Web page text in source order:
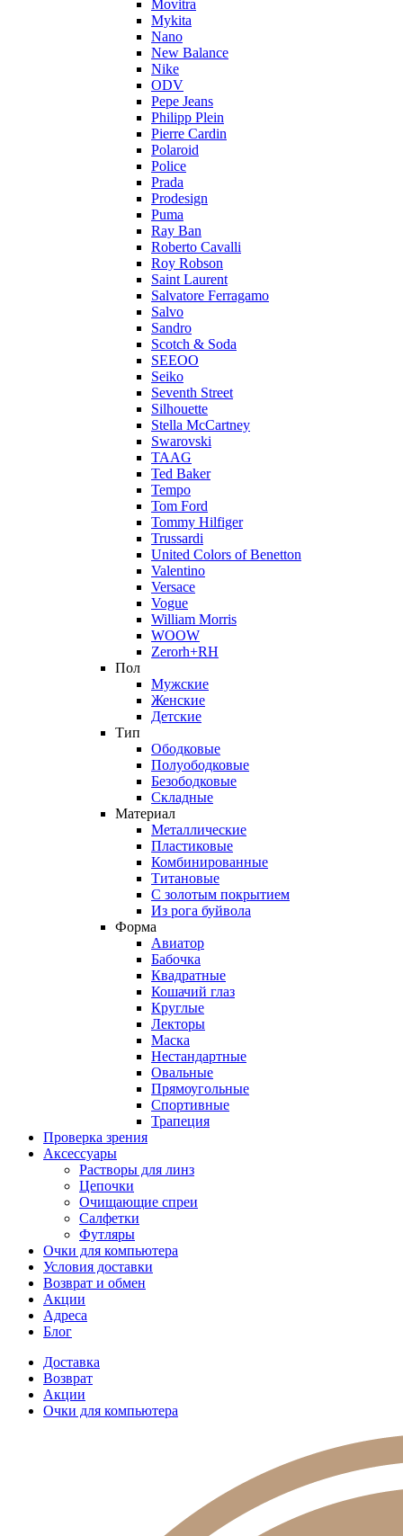
Movitra
Mykita
Nano
New Balance
Nike
ODV
Pepe Jeans
Philipp Plein
Pierre Cardin
Polaroid
Police
Prada
Prodesign
Puma
Ray Ban
Roberto Cavalli
Roy Robson
Saint Laurent
Salvatore Ferragamo
Salvo
Sandro
Scotch & Soda
SEEOO
Seiko
Seventh Street
Silhouette
Stella McCartney
Swarovski
TAAG
Ted Baker
Tempo
Tom Ford
Tommy Hilfiger
Trussardi
United Colors of Benetton
Valentino
Versace
Vogue
William Morris
WOOW
Zerorh+RH
Пол
Мужские
Женские
Детские
Тип
Ободковые
Полуободковые
Безободковые
Складные
Материал
Металлические
Пластиковые
Комбинированные
Титановые
С золотым покрытием
Из рога буйвола
Форма
Авиатор
Бабочка
Квадратные
Кошачий глаз
Круглые
Лекторы
Маска
Нестандартные
Овальные
Прямоугольные
Спортивные
Трапеция
Проверка зрения
Аксессуары
Растворы для линз
Цепочки
Очищающие спреи
Салфетки
Футляры
Очки для компьютера
Условия доставки
Возврат и обмен
Акции
Адреса
Блог
Доставка
Возврат
Акции
Очки для компьютера